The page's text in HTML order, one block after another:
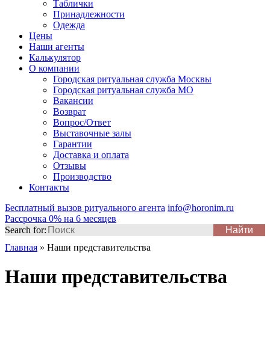
Таблички
Принадлежности
Одежда
Цены
Наши агенты
Калькулятор
О компании
Городская ритуальная служба Москвы
Городская ритуальная служба МО
Вакансии
Возврат
Вопрос/Ответ
Выставочные залы
Гарантии
Доставка и оплата
Отзывы
Производство
Контакты
Бесплатный вызов ритуального агента info@horonim.ru
Рассрочка 0% на 6 месяцев
Search for:
Главная » Наши представительства
Наши представительства